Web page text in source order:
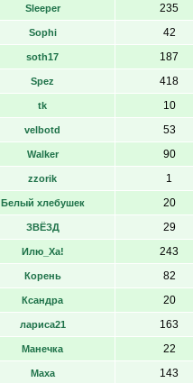
Sleeper 235
Sophi 42
soth17 187
Spez 418
tk 10
velbotd 53
Walker 90
zzorik 1
Белый хлебушек 20
ЗВЁЗД 29
Илю_Ха! 243
Корень 82
Ксандра 20
лариса21 163
Манечка 22
Маха 143